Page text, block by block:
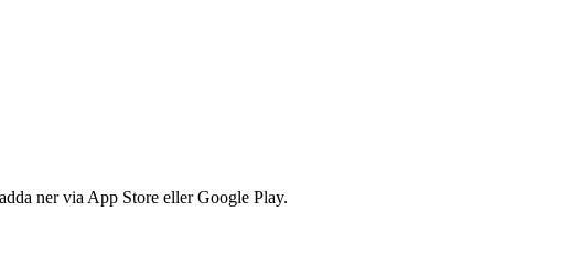
ner via App Store eller Google Play.